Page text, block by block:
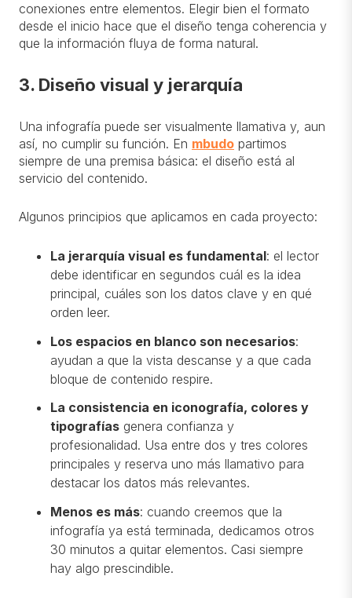
conexiones entre elementos. Elegir bien el formato
desde el inicio hace que el diseño tenga coherencia y
que la información fluya de forma natural.
3. Diseño visual y jerarquía
Una infografía puede ser visualmente llamativa y, aun
así, no cumplir su función. En mbudo partimos
siempre de una premisa básica: el diseño está al
servicio del contenido.
Algunos principios que aplicamos en cada proyecto:
La jerarquía visual es fundamental: el lector
debe identificar en segundos cuál es la idea
principal, cuáles son los datos clave y en qué
orden leer.
Los espacios en blanco son necesarios:
ayudan a que la vista descanse y a que cada
bloque de contenido respire.
La consistencia en iconografía, colores y
tipografías genera confianza y
profesionalidad. Usa entre dos y tres colores
principales y reserva uno más llamativo para
destacar los datos más relevantes.
Menos es más: cuando creemos que la
infografía ya está terminada, dedicamos otros
30 minutos a quitar elementos. Casi siempre
hay algo prescindible.